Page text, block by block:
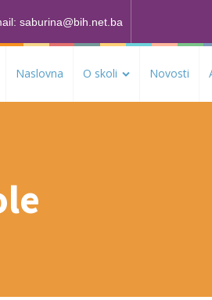
saburina@bih.net.ba
Naslovna O skoli Novosti